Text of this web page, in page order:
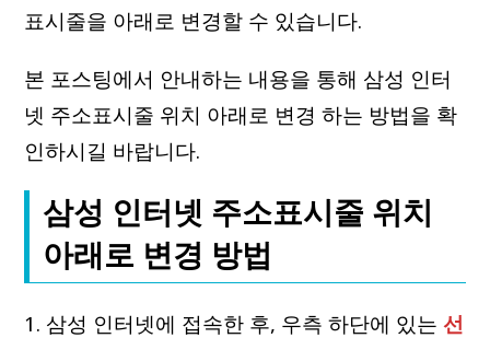
표시줄을 아래로 변경할 수 있습니다.
본 포스팅에서 안내하는 내용을 통해 삼성 인터
넷 주소표시줄 위치 아래로 변경 하는 방법을 확
인하시길 바랍니다.
삼성 인터넷 주소표시줄 위치
아래로 변경 방법
1. 삼성 인터넷에 접속한 후, 우측 하단에 있는선